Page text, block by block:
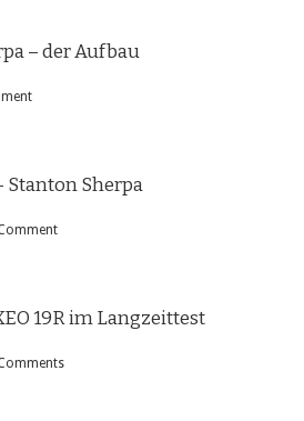
– der Aufbau
Stanton Sherpa
19R im Langzeittest